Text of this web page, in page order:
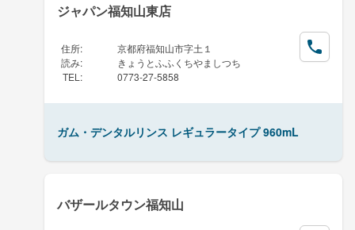
ジャパン福知山東店
住所:
京都府福知山市字土１
読み:
きょうとふふくちやましつち
TEL : 0773-27-5858
ガム・デンタルリンス レギュラータイプ 960mL
バザールタウン福知山